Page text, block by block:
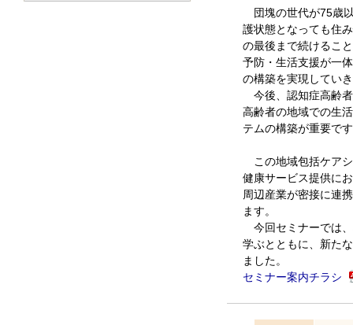
団塊の世代が75歳
護状態となっても住
の最後まで続けるこ
予防・生活支援が一
の構築を実現してい
今後、認知症高齢
高齢者の地域での生
テムの構築が重要で
この地域包括ケア
健康サービス提供に
周辺産業が密接に連
ます。
今回セミナーでは
学ぶとともに、新た
ました。
セミナー案内チラシ